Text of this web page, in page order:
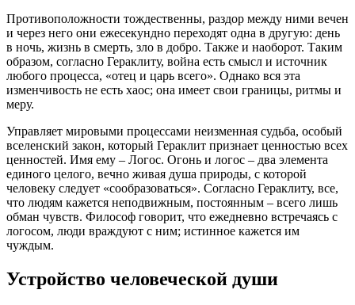
Противоположности тождественны, раздор между ними вечен
и через него они ежесекундно переходят одна в другую: день
в ночь, жизнь в смерть, зло в добро. Также и наоборот. Таким
образом, согласно Гераклиту, война есть смысл и источник
любого процесса, «отец и царь всего». Однако вся эта
изменчивость не есть хаос; она имеет свои границы, ритмы и
меру.
Управляет мировыми процессами неизменная судьба, особый
вселенский закон, который Гераклит признает ценностью всех
ценностей. Имя ему – Логос. Огонь и логос – два элемента
единого целого, вечно живая душа природы, с которой
человеку следует «сообразоваться». Согласно Гераклиту, все,
что людям кажется неподвижным, постоянным – всего лишь
обман чувств. Философ говорит, что ежедневно встречаясь с
логосом, люди враждуют с ним; истинное кажется им
чуждым.
Устройство человеческой души